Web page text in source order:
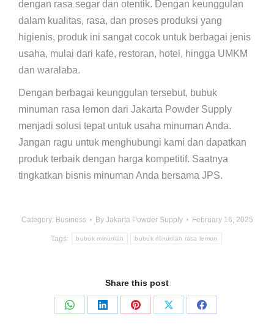
dengan rasa segar dan otentik. Dengan keunggulan
dalam kualitas, rasa, dan proses produksi yang
higienis, produk ini sangat cocok untuk berbagai jenis
usaha, mulai dari kafe, restoran, hotel, hingga UMKM
dan waralaba.
Dengan berbagai keunggulan tersebut, bubuk
minuman rasa lemon dari Jakarta Powder Supply
menjadi solusi tepat untuk usaha minuman Anda.
Jangan ragu untuk menghubungi kami dan dapatkan
produk terbaik dengan harga kompetitif. Saatnya
tingkatkan bisnis minuman Anda bersama JPS.
Category: Business By Jakarta Powder Supply February 16, 2025
Tags: bubuk minuman bubuk minuman rasa lemon
Share this post
Share
Share
Share
Share
Share